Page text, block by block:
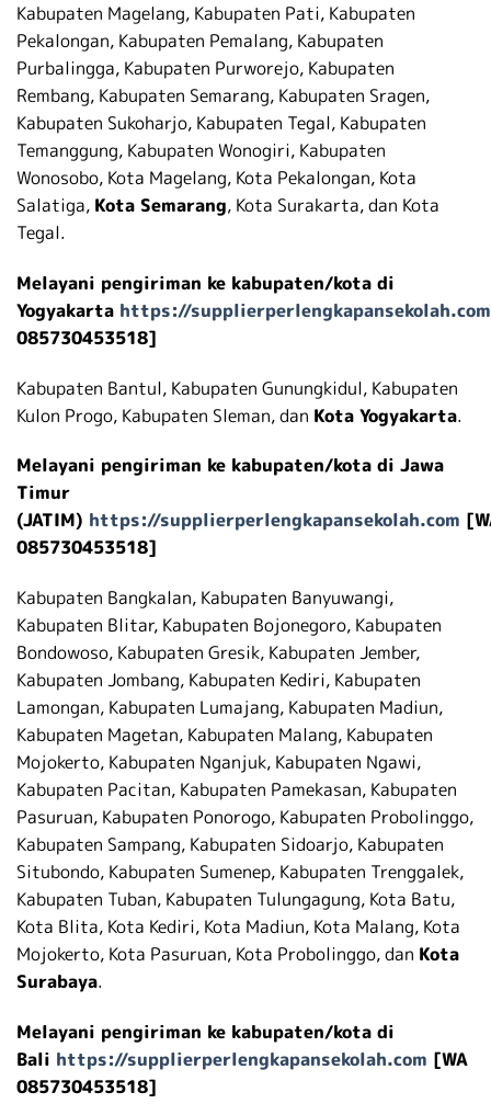
Kabupaten Magelang, Kabupaten Pati, Kabupaten
Pekalongan, Kabupaten Pemalang, Kabupaten
Purbalingga, Kabupaten Purworejo, Kabupaten
Rembang, Kabupaten Semarang, Kabupaten Sragen,
Kabupaten Sukoharjo, Kabupaten Tegal, Kabupaten
Temanggung, Kabupaten Wonogiri, Kabupaten
Wonosobo, Kota Magelang, Kota Pekalongan, Kota
Salatiga, Kota Semarang, Kota Surakarta, dan Kota
Tegal.
Melayani pengiriman ke kabupaten/kota di
Yogyakarta https://supplierperlengkapansekolah.com
085730453518]
Kabupaten Bantul, Kabupaten Gunungkidul, Kabupaten
Kulon Progo, Kabupaten Sleman, dan Kota Yogyakarta.
Melayani pengiriman ke kabupaten/kota di Jawa
Timur
(JATIM) https://supplierperlengkapansekolah.com
085730453518]
Kabupaten Bangkalan, Kabupaten Banyuwangi,
Kabupaten Blitar, Kabupaten Bojonegoro, Kabupaten
Bondowoso, Kabupaten Gresik, Kabupaten Jember,
Kabupaten Jombang, Kabupaten Kediri, Kabupaten
Lamongan, Kabupaten Lumajang, Kabupaten Madiun,
Kabupaten Magetan, Kabupaten Malang, Kabupaten
Mojokerto, Kabupaten Nganjuk, Kabupaten Ngawi,
Kabupaten Pacitan, Kabupaten Pamekasan, Kabupaten
Pasuruan, Kabupaten Ponorogo, Kabupaten Probolinggo,
Kabupaten Sampang, Kabupaten Sidoarjo, Kabupaten
Situbondo, Kabupaten Sumenep, Kabupaten Trenggalek,
Kabupaten Tuban, Kabupaten Tulungagung, Kota Batu,
Kota Blita, Kota Kediri, Kota Madiun, Kota Malang, Kota
Mojokerto, Kota Pasuruan, Kota Probolinggo, dan Kota
Surabaya.
Melayani pengiriman ke kabupaten/kota di
Bali https://supplierperlengkapansekolah.com [WA
085730453518]